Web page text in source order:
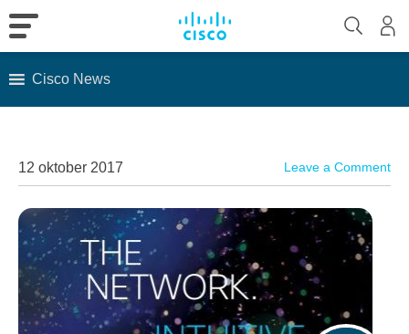
Cisco News
12 oktober 2017 Leave a Comment